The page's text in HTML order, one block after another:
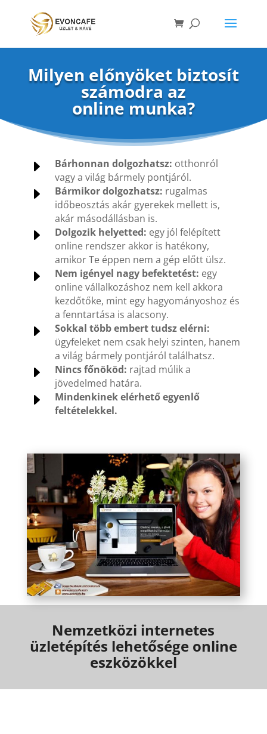
Milyen előnyöket biztosít
számodra az
online munka?
E Bárhonnan dolgozhatsz: otthonról
vagy a világ bármely pontjáról.
E Bármikor dolgozhatsz: rugalmas
időbeosztás akár gyerekek mellett is,
akár másodállásban is.
E Dolgozik helyetted: egy jól felépített
online rendszer akkor is hatékony,
amikor Te éppen nem a gép előtt ülsz.
E Nem igényel nagy befektetést: egy
online vállalkozáshoz nem kell akkora
kezdőtőke, mint egy hagyományoshoz és
a fenntartása is alacsony.
E
Sokkal több embert tudsz elérni:
ügyfeleket nem csak helyi szinten, hanem
a világ bármely pontjáról találhatsz.
E Nincs főnököd: rajtad múlik a
jövedelmed határa.
E
Mindenkinek elérhető egyenlő
feltételekkel.
Nemzetközi internetes
üzletépítés lehetősége online
eszközökkel